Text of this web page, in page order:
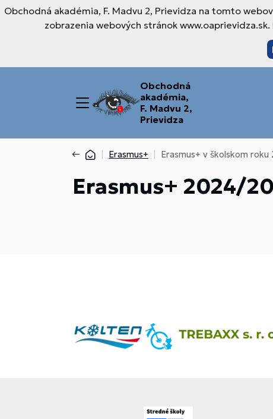
Obchodná akadémia, F. Madvu 2, Prievidza na tomto
zobrazenia webových stránok
Obchodná
akadémia,
F. Madvu 2,
Prievidza
Erasmus+ Erasmus+ v školskom
Erasmus+ 2024/